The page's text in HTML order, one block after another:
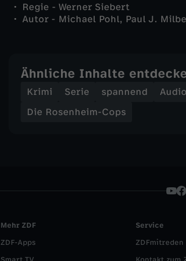
Regie - Werner Siebert
Autor - Michael Pohl, Paul J.
Ähnliche Inhalte
Krimi Serie spannend
Die Rosenheim-Cops
Mehr ZDF
ZDF-Apps
Service
ZDFmitreden